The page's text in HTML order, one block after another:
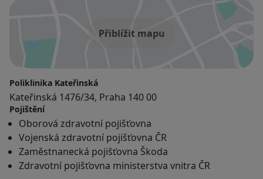
Přiblížit mapu
Poliklinika Kateřinská
Kateřinská 1476/34, Praha 140 00
Pojištění
Oborová zdravotní pojišťovna
Vojenská zdravotní pojišťovna ČR
Zaměstnanecká pojišťovna Škoda
Zdravotní pojišťovna ministerstva vnitra ČR